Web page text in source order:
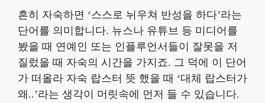
흔히 자숙하면 ‘스스로 뉘우쳐 반성을 하다’라는
단어를 의미합니다. 뉴스나 유튜브 등 미디어를
봤을 때 연예인 또는 인플루언서들이 잘못을 저
질렀을 때 자숙의 시간을 가지죠. 그 덕에 이 단어
가 떠올라 자숙 랍스터 뜻 했을 때 ‘대체 랍스터가
왜..’라는 생각이 머릿속에 먼저 들 수 있습니다.